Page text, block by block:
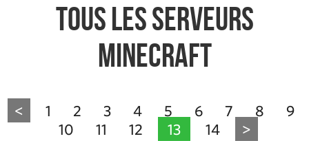
Tous les serveurs
Minecraft
< 1 2 3 4 5 6 7 8
9
10
11 12 13 14 >